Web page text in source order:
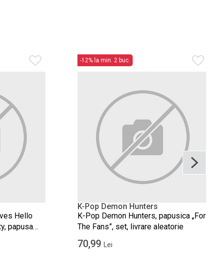
Hello
papusa
-12% la min. 2 buc.
K-Pop Demon Hunters
K-Pop Demon Hunters, papusica „For
The Fans”, set, livrare aleatorie
70,99 Lei